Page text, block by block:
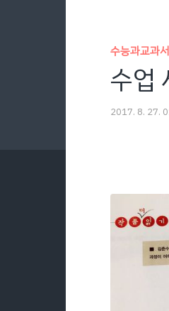
수능과교과
수업
2017. 8. 27.